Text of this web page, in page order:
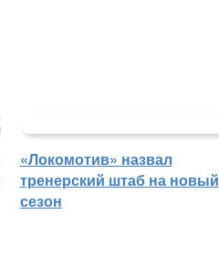
«Локомотив» назвал
тренерский штаб на новый
сезон